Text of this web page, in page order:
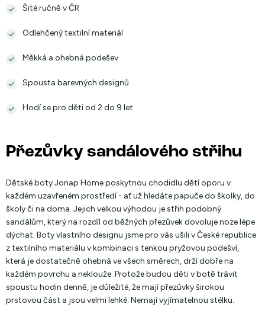
Šité ručně v ČR
Odlehčený textilní materiál
Měkká a ohebná podešev
Spousta barevných designů
Hodí se pro děti od 2 do 9 let
Přezůvky sandálového střihu
Dětské boty Jonap Home poskytnou chodidlu dětí oporu v
každém uzavřeném prostředí - ať už hledáte papuče do školky, do
školy či na doma. Jejich velkou výhodou je střih podobný
sandálům, který na rozdíl od běžných přezůvek dovoluje noze lépe
dýchat. Boty vlastního designu jsme pro vás ušili v České republice
z textilního materiálu v kombinaci s tenkou pryžovou podešví,
která je dostatečně ohebná ve všech směrech, drží dobře na
každém povrchu a neklouže. Protože budou děti v botě trávit
spoustu hodin denně, je důležité, že mají přezůvky širokou
prstovou část a jsou velmi lehké. Nemají vyjímatelnou stélku.